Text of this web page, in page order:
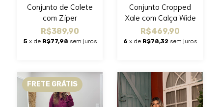
Conjunto de Colete
com Zíper
R$389,90
5 x de R$77,98 sem juros
Conjunto Cropped
Xale com Calça Wide
R$469,90
6 x de R$78,32 sem juros
FRETE GRÁTIS